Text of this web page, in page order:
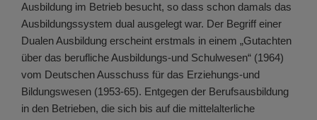
Ausbildung im Betrieb besucht, so dass schon damals das
Ausbildungssystem dual ausgelegt war. Der Begriff einer
Dualen Ausbildung erscheint erstmals in einem „Gutachten
über das berufliche Ausbildungs-und Schulwesen“ (1964)
vom Deutschen Ausschuss für das Erziehungs-und
Bildungswesen (1953-65). Entgegen der Berufsausbildung
in den Betrieben, die sich bis auf die mittelalterliche